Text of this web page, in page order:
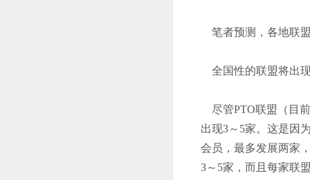
笔者预测，各地联
全国性的联盟将出
尽管PTO联盟（目
出现3～5家。这是因
会员，最多发展两家
3～5家，而且每家联